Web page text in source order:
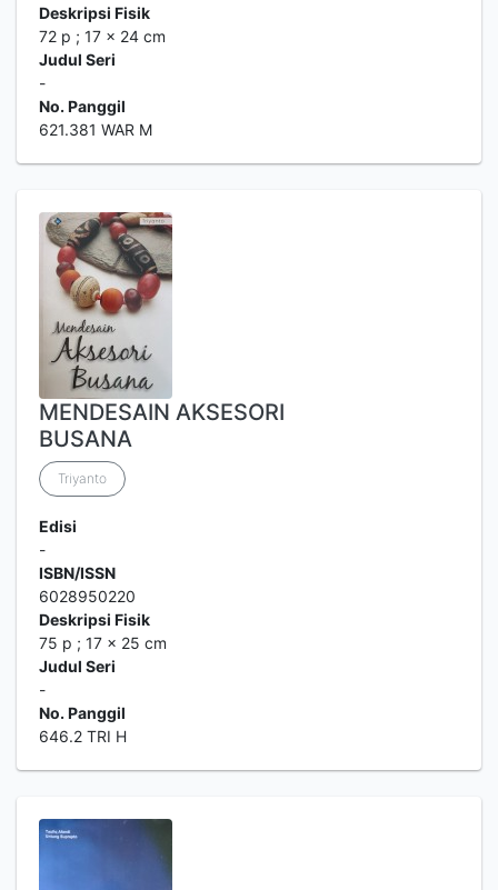
Deskripsi Fisik
72 p ; 17 x 24 cm
Judul Seri
-
No. Panggil
621.381 WAR M
MENDESAIN AKSESORI
BUSANA
Triyanto
Edisi
-
ISBN/ISSN
6028950220
Deskripsi Fisik
75 p ; 17 x 25 cm
Judul Seri
-
No. Panggil
646.2 TRI H